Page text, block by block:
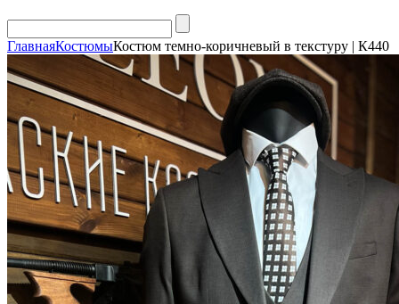
ГлавнаяКостюмыКостюм темно-коричневый в текстуру | К440